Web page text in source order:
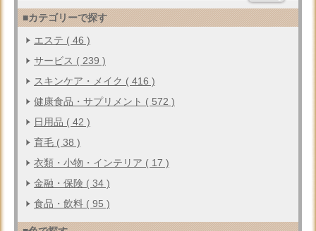
■カテゴリーで探す
エステ ( 46 )
サービス ( 239 )
スキンケア・メイク ( 416 )
健康食品・サプリメント ( 572 )
日用品 ( 42 )
育毛 ( 38 )
衣類・小物・インテリア ( 17 )
金融・保険 ( 34 )
食品・飲料 ( 95 )